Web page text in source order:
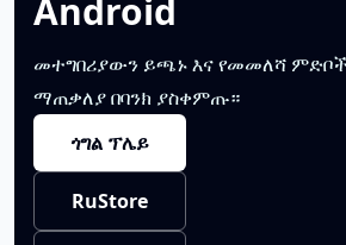
Android
መተግበሪያውን ይጫኑ እና የመመለሻ
ማጠቃለያ በባንክ ያስቀምጡ።
ጎግል ፕሌይ
RuStore